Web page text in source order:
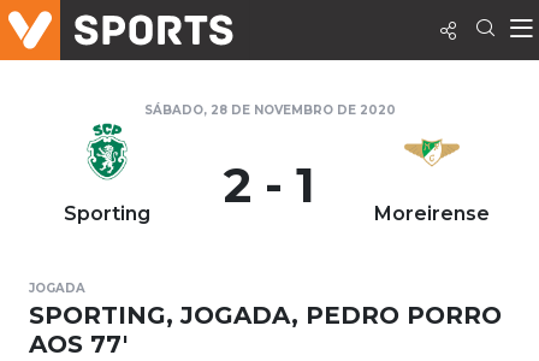
SÁBADO, 28 DE NOVEMBRO DE 2020
Sporting 2 - 1 Moreirense
JOGADA
SPORTING, JOGADA, PEDRO PORRO
AOS 77'